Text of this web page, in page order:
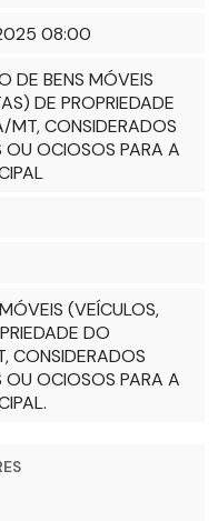
08:00
DE BENS MÓVEIS
DE PROPRIEDADE
MT, CONSIDERADOS
OU OCIOSOS PARA A
(VEÍCULOS,
DO
CONSIDERADOS
OU OCIOSOS PARA A